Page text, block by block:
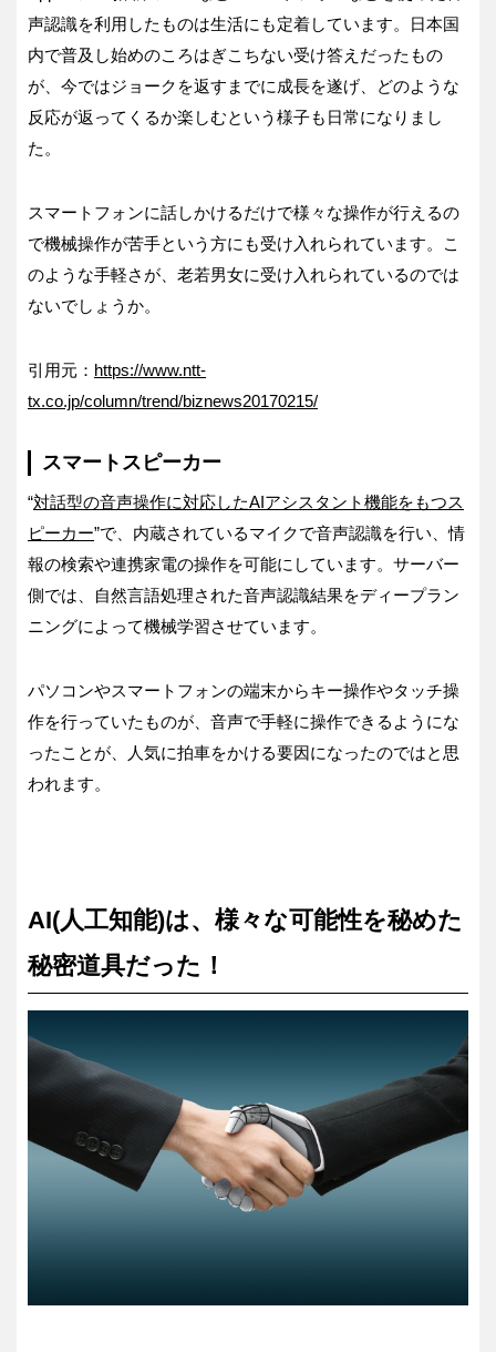
声認識を利用したものは生活にも定着しています。日本国
内で普及し始めのころはぎこちない受け答えだったもの
が、今ではジョークを返すまでに成長を遂げ、どのような
反応が返ってくるか楽しむという様子も日常になりまし
た。
スマートフォンに話しかけるだけで様々な操作が行えるの
で機械操作が苦手という方にも受け入れられています。こ
のような手軽さが、老若男女に受け入れられているのでは
ないでしょうか。
引用元： https://www.ntt-
tx.co.jp/column/trend/biznews20170215/
スマートスピーカー
“対話型の音声操作に対応したAIアシスタント機能をもつス
ピーカー”で、内蔵されているマイクで音声認識を行い、情
報の検索や連携家電の操作を可能にしています。サーバー
側では、自然言語処理された音声認識結果をディープラン
ニングによって機械学習させています。
パソコンやスマートフォンの端末からキー操作やタッチ操
作を行っていたものが、音声で手軽に操作できるようにな
ったことが、人気に拍車をかける要因になったのではと思
われます。
AI(人工知能)は、様々な可能性を秘めた
秘密道具だった！